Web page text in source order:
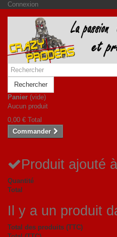
Connexion
Rechercher
Panier (vide)
Aucun produit
0,00 € Total
Commander
Produit ajouté
Quantité
Total
Il y a un produit
Total des produits (TTC)